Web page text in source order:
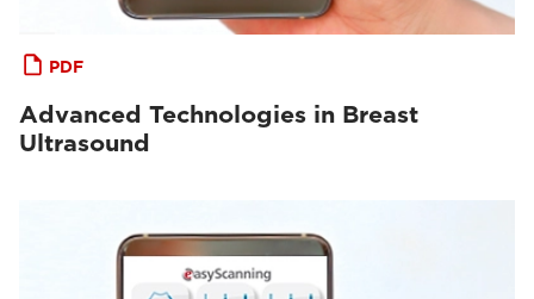
PDF
Advanced Technologies in Breast
Ultrasound